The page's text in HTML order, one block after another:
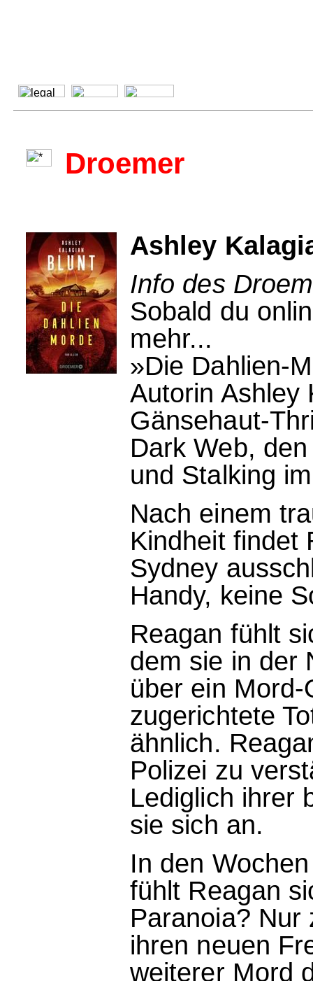
Droemer
Ashley
Info des
Sobald du
mehr...
»Die Dahlien-
Autorin Ashley
Gänsehaut-
Dark Web,
und Stalking
Nach einem
Kindheit findet
Sydney
Handy, keine
Reagan fühlt
dem sie in der
über ein
zugerichtete
ähnlich.
Polizei zu
Lediglich ihrer
sie sich an.
In den
fühlt Reagan
Paranoia? Nur
ihren neuen
weiterer Mord